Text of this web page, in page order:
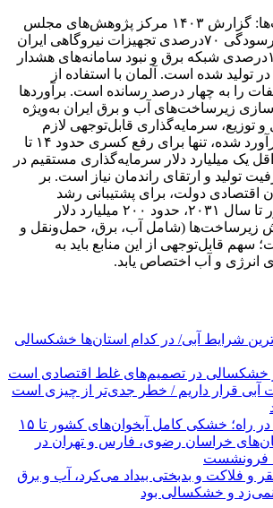
۸- نوسازی زیرساخت‌ها: گزارش ۱۴۰۳ مرکز پژوهش‌های مجلس
شورای اسلامی، از فرسودگی ۷۰درصدی تجهیزات نیروگاهی ایران
حکایت دارد. تلفات ۱۳درصدی شبکه برق و نبود سامانه‌های هشدار
تولید شده‌ است. آلمان با استفاده از
را به چهار درصد رسانده است. برآوردها
زیرساخت‌های آب و برق ایران به‌ویژه
و توزیع، سرمایه‌گذاری قابل‌توجهی لازم
است. در بخش برق برآورد شده، تنها برای رفع کسری حدود ۱۴ تا
یک میلیارد دلار سرمایه‌گذاری مستقیم در
تولید و ارتقای راندمان نیاز است. بر
اقتصادی دولت، برای پشتیبانی رشد
نظام‌مند اقتصاد کشور تا سال ۲۰۳۱، حدود ۲۰۰ میلیارد دلار
زیرساخت‌ها (شامل آب، برق، حمل‌ونقل و
قابل‌توجهی از این منابع باید به
انرژی و آب اختصاص یابد.
شرایط آبی/ در کدام استان‌ها خشکسالی
خشکسالی در تصمیم‌های غلط اقتصادی است
آبی قرار داریم / خطر جدی‌تر از چیزی است
مهاجرت بزرگ در راه؛ خشکی کامل آبخوان‌های کشور تا ۱۵
خراسان رضوی، فارس و تهران در
فرونشست
و فلاکت و بدبختی بیداد می‌کرد، آب و برق
نمی‌زد و خشکسالی بود